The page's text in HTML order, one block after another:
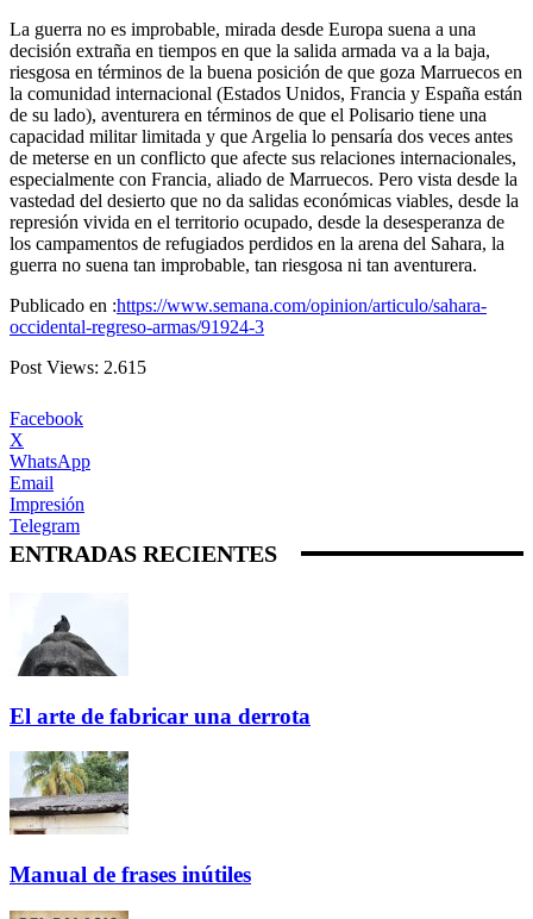
La guerra no es improbable, mirada desde Europa suena a una
decisión extraña en tiempos en que la salida armada va a la baja,
riesgosa en términos de la buena posición de que goza Marruecos en
la comunidad internacional (Estados Unidos, Francia y España están
de su lado), aventurera en términos de que el Polisario tiene una
capacidad militar limitada y que Argelia lo pensaría dos veces antes
de meterse en un conflicto que afecte sus relaciones internacionales,
especialmente con Francia, aliado de Marruecos. Pero vista desde la
vastedad del desierto que no da salidas económicas viables, desde la
represión vivida en el territorio ocupado, desde la desesperanza de
los campamentos de refugiados perdidos en la arena del Sahara, la
guerra no suena tan improbable, tan riesgosa ni tan aventurera.
Publicado en :https://www.semana.com/opinion/articulo/sahara-
occidental-regreso-armas/91924-3
Post Views: 2.615
Facebook
X
WhatsApp
Email
Impresión
Telegram
ENTRADAS RECIENTES
El arte de fabricar una derrota
Manual de frases inútiles